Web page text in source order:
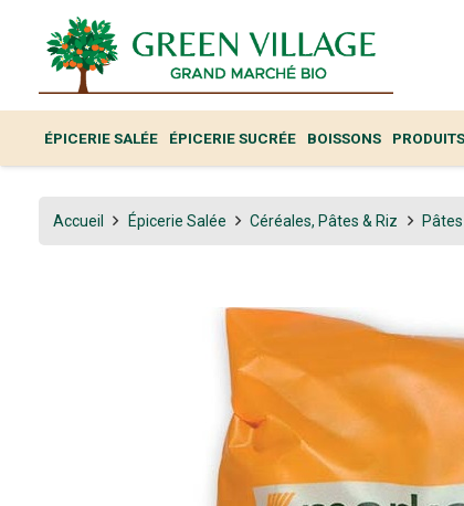
ÉPICERIE SALÉE ÉPICERIE SUCRÉE BOISSONS
Accueil Épicerie Salée Céréales, Pâtes & Riz Pâtes